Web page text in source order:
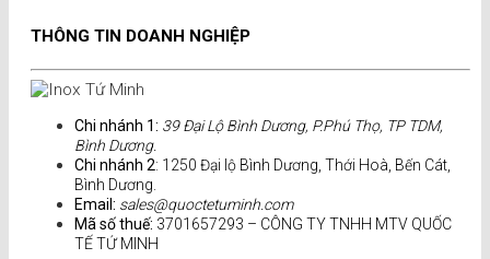
THÔNG TIN DOANH NGHIỆP
Chi nhánh 1: 39 Đại Lộ Bình Dương, P.Phú Thọ, TP TDM,
Bình Dương.
Chi nhánh 2: 1250 Đại lộ Bình Dương, Thới Hoà, Bến Cát,
Bình Dương.
Email: sales@quoctetuminh.com
Mã số thuế: 3701657293 – CÔNG TY TNHH MTV QUỐC
TẾ TỨ MINH